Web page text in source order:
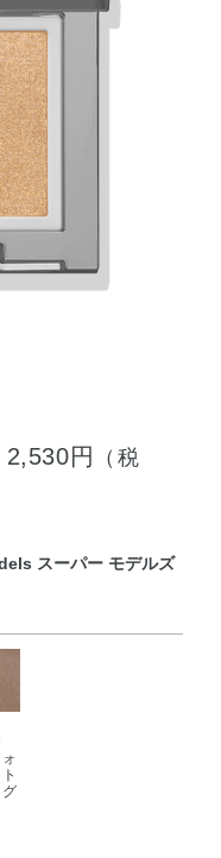
2,530円
（税
スーパー モデルズ